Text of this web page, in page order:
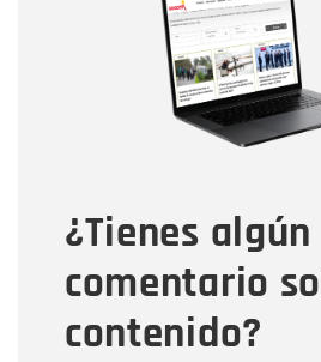
¿Tienes algún
comentario
contenido?
Correo electrónico
Tipo de comentario
Mensaje